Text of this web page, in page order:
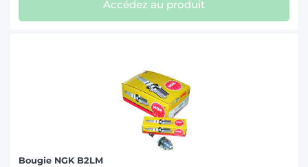
Accédez au produit
Bougie NGK B2LM